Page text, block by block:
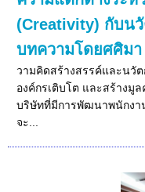
(Creativity) กับน
บทความโดยศศิมา
วามคิดสร้างสรรค์และนวั
องค์กรเติบโต และสร้างมู
บริษัทที่มีการพัฒนาพนักงา
จะ...